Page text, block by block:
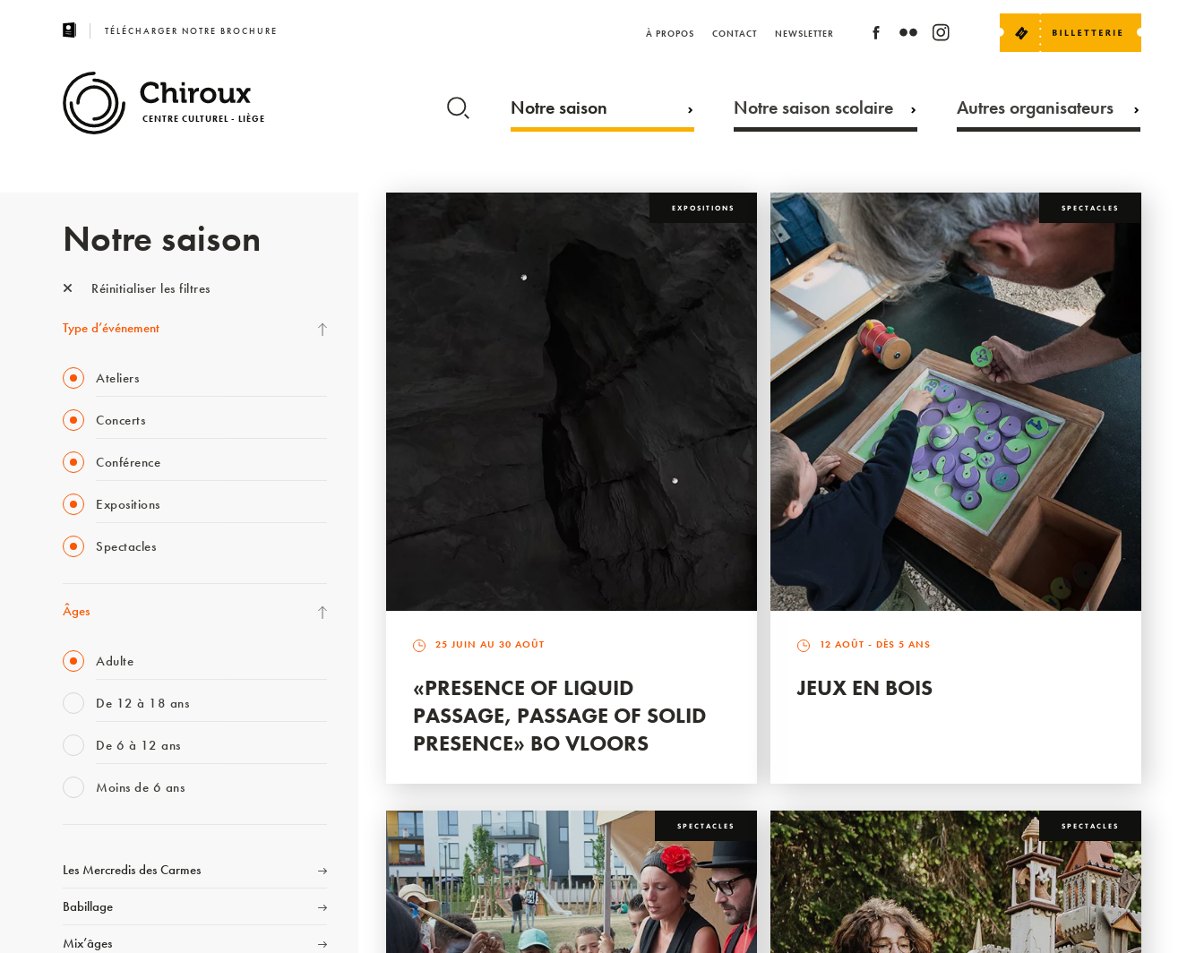
TÉLÉCHARGER NOTRE BROCHURE À PROPOS CONTACT NEWSLETTER
CENTRE CULTUREL - LIÈGE Notre saison Notre saison scolaire Autres organisateurs
Notre saison
Réinitialiser les filtres
Type d’événement
Ateliers
Concerts
Conférence
Expositions
Spectacles
Âges
Adulte
De 12 à 18 ans
De 6 à 12 ans
Moins de 6 ans
Les Mercredis des Carmes
Babillage
Mix’âges
EXPOSITIONS
25 JUIN AU 30 AOÛT
«PRESENCE OF LIQUID
PASSAGE, PASSAGE OF SOLID
PRESENCE» BO VLOORS
SPECTACLES
12 AOÛT - DÈS 5 ANS
JEUX EN BOIS
SPECTACLES SPECTACLES